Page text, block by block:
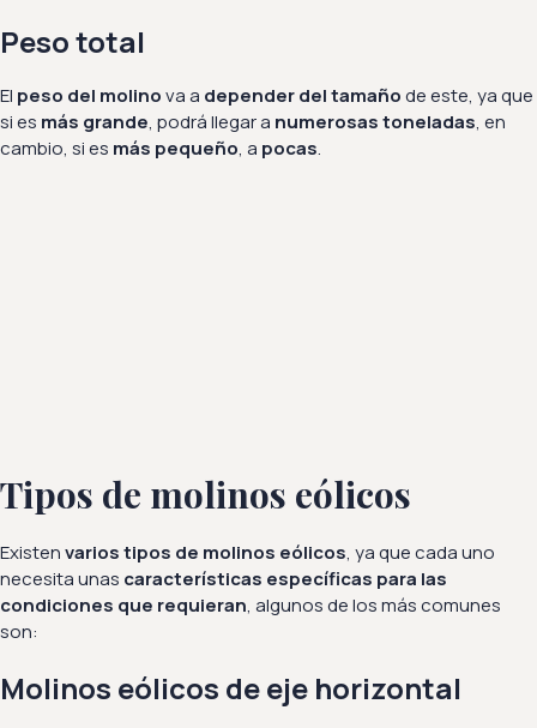
Peso total
El peso del molinova a depender del tamañode este, ya que
si es más grande, podrá llegar a numerosas toneladas, en
cambio, si es más pequeño, a pocas.
Tipos de molinos eólicos
Existenvarios tipos de molinos eólicos, ya que cada uno
necesita unas características específicas para las
condiciones que requieran, algunos de los más comunes
son:
Molinos eólicos de eje horizontal